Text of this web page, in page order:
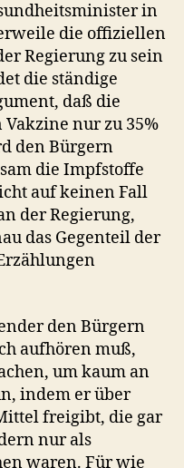
in
die offiziellen
Regierung zu sein
die ständige
daß die
nur zu 35%
den Bürgern
die Impfstoffe
auf keinen Fall
der Regierung,
das Gegenteil der
den Bürgern
aufhören muß,
um kaum an
indem er über
freigibt, die gar
nur als
waren. Für wie